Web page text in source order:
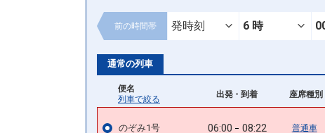
前の時間帯
通常の列車
便名
列車で絞る
出発 - 到着 座席種別
のぞみ1号 06:00 08:22 普通車